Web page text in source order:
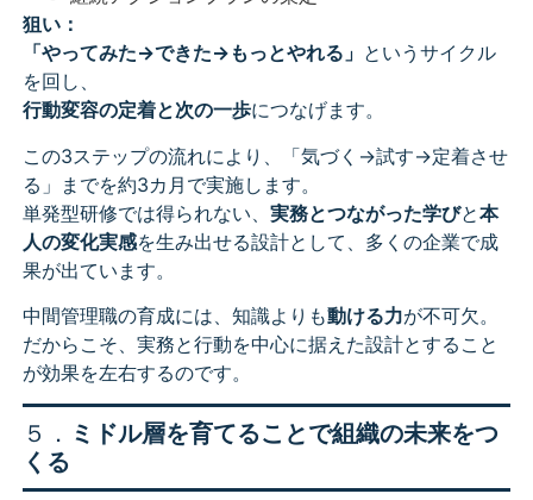
狙い：
「やってみた→できた→もっとやれる」 というサイクル
を回し、
行動変容の定着と次の一歩につなげます。
この3ステップの流れにより、「気づく→試す→定着させ
る」までを約3カ月で実施します。
単発型研修では得られない、 実務とつながった学びと本
人の変化実感を生み出せる設計として、多くの企業で成
果が出ています。
中間管理職の育成には、知識よりも動ける力が不可欠。
だからこそ、実務と行動を中心に据えた設計とすること
が効果を左右するのです。
５． ミドル層を育てることで組織の未来をつ
くる